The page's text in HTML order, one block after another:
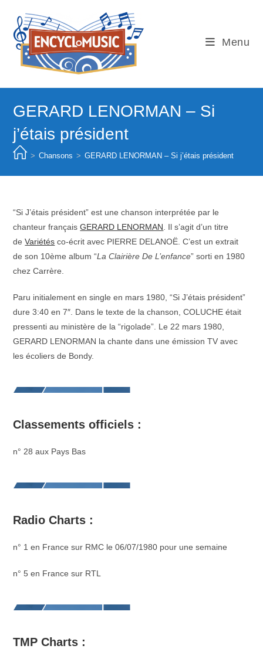
content
Menu
GERARD LENORMAN – Si
j’étais président
> Chansons > GERARD LENORMAN – Si j’étais président
“Si J’étais président” est une chanson interprétée par le
chanteur françaisGERARD LENORMAN . Il s’agit d’un titre
deVariétés co-écrit avec PIERRE DELANOË. C’est un extrait
de son 10ème album “La Clairière De L’enfance” sorti en 1980
chez Carrère.
Paru initialement en single en mars 1980, “Si J’étais président”
dure 3:40 en 7″. Dans le texte de la chanson, COLUCHE était
pressenti au ministère de la “rigolade”. Le 22 mars 1980,
GERARD LENORMAN la chante dans une émission TV avec
les écoliers de Bondy.
Classements officiels :
n° 28 aux Pays Bas
Radio Charts :
n° 1 en France sur RMC le 06/07/1980 pour une semaine
n° 5 en France sur RTL
TMP Charts :